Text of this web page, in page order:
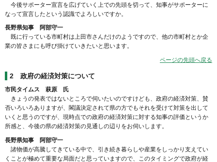
今後サポーター宣言を広げていく上での先頭を切って、知事がサポーターに
なって宣言したという認識でよろしいですか。
長野県知事 阿部守一
既に行っている市町村は上田市さんだけのようですので、他の市町村とか企
業の皆さまにも呼び掛けていきたいと思います。
ページの先頭へ戻る
2 政府の経済対策について
市民タイムス 萩原 氏
きょうの発表ではないところで伺いたいのですけども、政府の経済対策、賛
否いろいろありますが、閣議決定されて県の方でもそれを受けて対策を出して
いくと思うのですが、現時点での政府の経済対策に対する知事の評価というか
所感と、今後の県の経済対策の見通しの辺りをお伺いします。
長野県知事 阿部守一
諸物価が高騰してきている中で、引き続き暮らしや産業をしっかり支えてい
くことが極めて重要な局面だと思っていますので、このタイミングで政府が経